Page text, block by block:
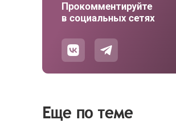
Прокомментируйте
в социальных сетях
Еще по теме